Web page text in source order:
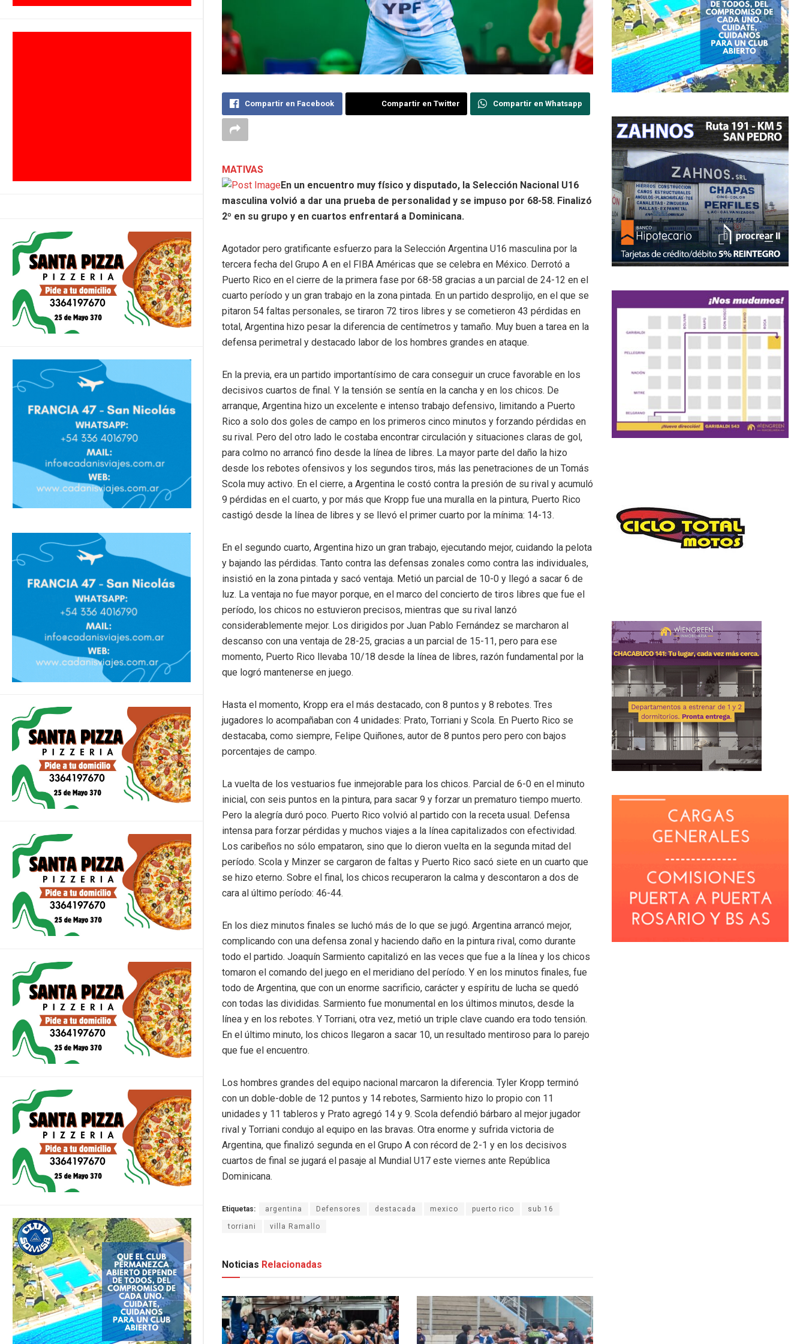
Compartir en Facebook Compartir en Twitter Compartir en Whatsapp
MATIVAS
En un encuentro muy físico y disputado, la Selección Nacional U16
masculina volvió a dar una prueba de personalidad y se impuso por 68-58. Finalizó
2º en su grupo y en cuartos enfrentará a Dominicana.
Agotador pero gratificante esfuerzo para la Selección Argentina U16 masculina por la
tercera fecha del Grupo A en el FIBA Américas que se celebra en México. Derrotó a
Puerto Rico en el cierre de la primera fase por 68-58 gracias a un parcial de 24-12 en el
cuarto período y un gran trabajo en la zona pintada. En un partido desprolijo, en el que se
pitaron 54 faltas personales, se tiraron 72 tiros libres y se cometieron 43 pérdidas en
total, Argentina hizo pesar la diferencia de centímetros y tamaño. Muy buen a tarea en la
defensa perimetral y destacado labor de los hombres grandes en ataque.
En la previa, era un partido importantísimo de cara conseguir un cruce favorable en los
decisivos cuartos de final. Y la tensión se sentía en la cancha y en los chicos. De
arranque, Argentina hizo un excelente e intenso trabajo defensivo, limitando a Puerto
Rico a solo dos goles de campo en los primeros cinco minutos y forzando pérdidas en
su rival. Pero del otro lado le costaba encontrar circulación y situaciones claras de gol,
para colmo no arrancó fino desde la línea de libres. La mayor parte del daño la hizo
desde los rebotes ofensivos y los segundos tiros, más las penetraciones de un Tomás
Scola muy activo. En el cierre, a Argentina le costó contra la presión de su rival y acumuló
9 pérdidas en el cuarto, y por más que Kropp fue una muralla en la pintura, Puerto Rico
castigó desde la línea de libres y se llevó el primer cuarto por la mínima: 14-13.
En el segundo cuarto, Argentina hizo un gran trabajo, ejecutando mejor, cuidando la pelota
y bajando las pérdidas. Tanto contra las defensas zonales como contra las individuales,
insistió en la zona pintada y sacó ventaja. Metió un parcial de 10-0 y llegó a sacar 6 de
luz. La ventaja no fue mayor porque, en el marco del concierto de tiros libres que fue el
período, los chicos no estuvieron precisos, mientras que su rival lanzó
considerablemente mejor. Los dirigidos por Juan Pablo Fernández se marcharon al
descanso con una ventaja de 28-25, gracias a un parcial de 15-11, pero para ese
momento, Puerto Rico llevaba 10/18 desde la línea de libres, razón fundamental por la
que logró mantenerse en juego.
Hasta el momento, Kropp era el más destacado, con 8 puntos y 8 rebotes. Tres
jugadores lo acompañaban con 4 unidades: Prato, Torriani y Scola. En Puerto Rico se
destacaba, como siempre, Felipe Quiñones, autor de 8 puntos pero pero con bajos
porcentajes de campo.
La vuelta de los vestuarios fue inmejorable para los chicos. Parcial de 6-0 en el minuto
inicial, con seis puntos en la pintura, para sacar 9 y forzar un prematuro tiempo muerto.
Pero la alegría duró poco. Puerto Rico volvió al partido con la receta usual. Defensa
intensa para forzar pérdidas y muchos viajes a la línea capitalizados con efectividad.
Los caribeños no sólo empataron, sino que lo dieron vuelta en la segunda mitad del
período. Scola y Minzer se cargaron de faltas y Puerto Rico sacó siete en un cuarto que
se hizo eterno. Sobre el final, los chicos recuperaron la calma y descontaron a dos de
cara al último período: 46-44.
En los diez minutos finales se luchó más de lo que se jugó. Argentina arrancó mejor,
complicando con una defensa zonal y haciendo daño en la pintura rival, como durante
todo el partido. Joaquín Sarmiento capitalizó en las veces que fue a la línea y los chicos
tomaron el comando del juego en el meridiano del período. Y en los minutos finales, fue
todo de Argentina, que con un enorme sacrificio, carácter y espíritu de lucha se quedó
con todas las divididas. Sarmiento fue monumental en los últimos minutos, desde la
línea y en los rebotes. Y Torriani, otra vez, metió un triple clave cuando era todo tensión.
En el último minuto, los chicos llegaron a sacar 10, un resultado mentiroso para lo parejo
que fue el encuentro.
Los hombres grandes del equipo nacional marcaron la diferencia. Tyler Kropp terminó
con un doble-doble de 12 puntos y 14 rebotes, Sarmiento hizo lo propio con 11
unidades y 11 tableros y Prato agregó 14 y 9. Scola defendió bárbaro al mejor jugador
rival y Torriani condujo al equipo en las bravas. Otra enorme y sufrida victoria de
Argentina, que finalizó segunda en el Grupo A con récord de 2-1 y en los decisivos
cuartos de final se jugará el pasaje al Mundial U17 este viernes ante República
Dominicana.
Etiquetas: argentina Defensores destacada mexico puerto rico sub 16
torriani villa Ramallo
Noticias Relacionadas